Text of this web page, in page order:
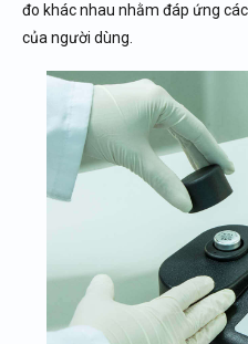
đo khác nhau nhằm đáp ứng
của người dùng.